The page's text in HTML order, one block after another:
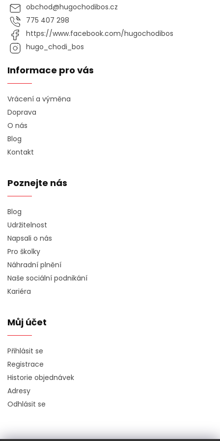
obchod@hugochodibos.cz
775 407 298
https://www.facebook.com/hugochodibos
hugo_chodi_bos
Informace pro vás
Vrácení a výměna
Doprava
O nás
Blog
Kontakt
Poznejte nás
Blog
Udržitelnost
Napsali o nás
Pro školky
Náhradní plnění
Naše sociální podnikání
Kariéra
Můj účet
Přihlásit se
Registrace
Historie objednávek
Adresy
Odhlásit se